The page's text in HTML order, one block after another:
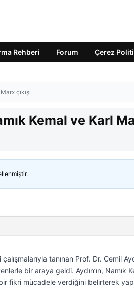
Rehberi Forum Çerez
çıkışı
Kemal ve Karl
tanınan Prof. Dr. Cemil
bir araya geldi. Aydın’ın, Namık
fikri mücadele verdiğini belirterek